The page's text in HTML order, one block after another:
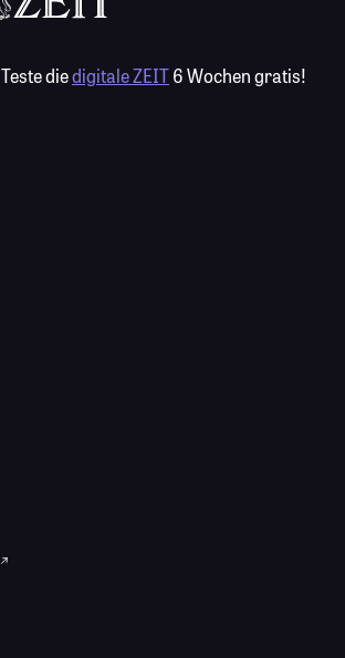
Teste diedigitale ZEIT6 Wochen gratis!